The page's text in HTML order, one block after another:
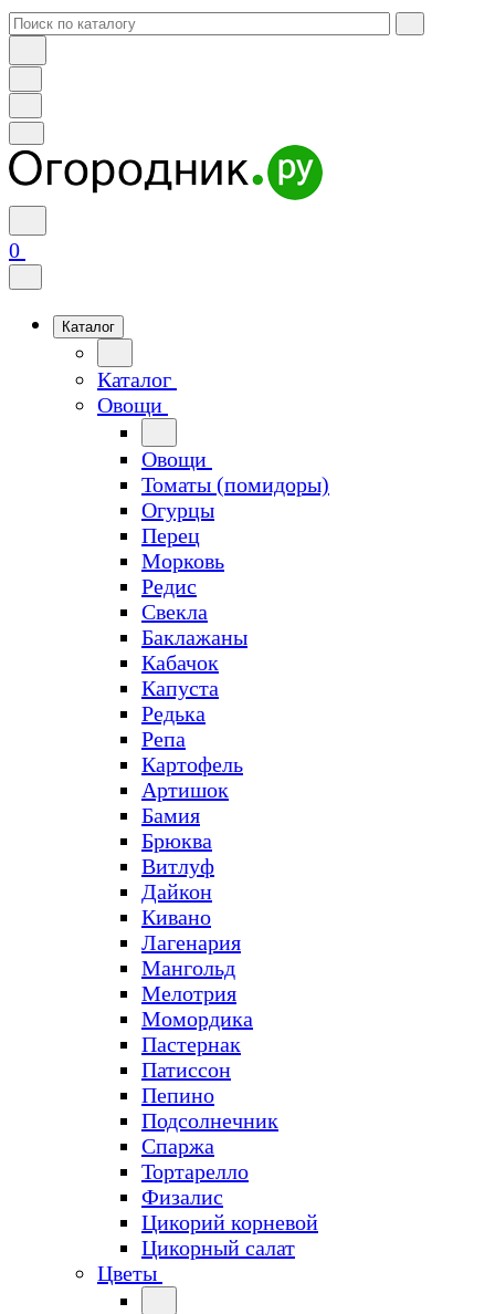
0
Каталог
Каталог
Овощи
Овощи
Томаты (помидоры)
Огурцы
Перец
Морковь
Редис
Свекла
Баклажаны
Кабачок
Капуста
Редька
Репа
Картофель
Артишок
Бамия
Брюква
Витлуф
Дайкон
Кивано
Лагенария
Мангольд
Мелотрия
Момордика
Пастернак
Патиссон
Пепино
Подсолнечник
Спаржа
Тортарелло
Физалис
Цикорий корневой
Цикорный салат
Цветы